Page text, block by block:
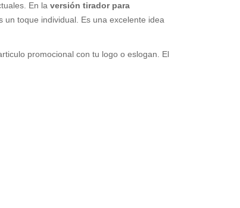
En la versión tirador para
toque individual. Es una excelente idea
promocional con tu logo o eslogan. El